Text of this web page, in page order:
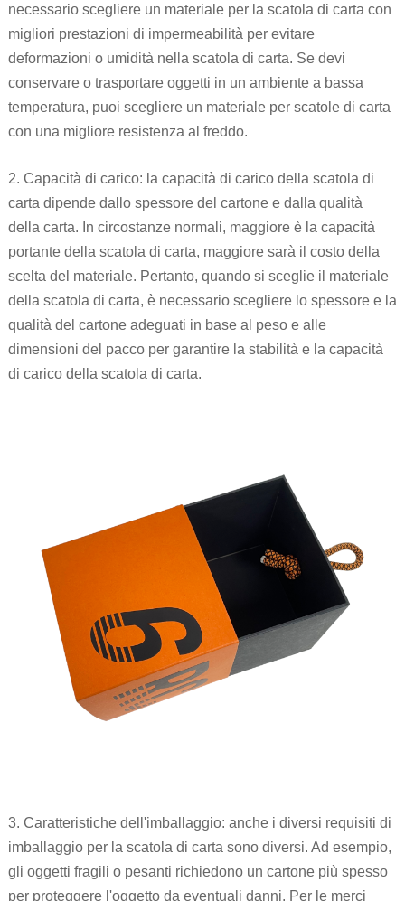
necessario scegliere un materiale per la scatola di carta con
migliori prestazioni di impermeabilità per evitare
deformazioni o umidità nella scatola di carta. Se devi
conservare o trasportare oggetti in un ambiente a bassa
temperatura, puoi scegliere un materiale per scatole di carta
con una migliore resistenza al freddo.
2. Capacità di carico: la capacità di carico della scatola di
carta dipende dallo spessore del cartone e dalla qualità
della carta. In circostanze normali, maggiore è la capacità
portante della scatola di carta, maggiore sarà il costo della
scelta del materiale. Pertanto, quando si sceglie il materiale
della scatola di carta, è necessario scegliere lo spessore e la
qualità del cartone adeguati in base al peso e alle
dimensioni del pacco per garantire la stabilità e la capacità
di carico della scatola di carta.
3. Caratteristiche dell'imballaggio: anche i diversi requisiti di
imballaggio per la scatola di carta sono diversi. Ad esempio,
gli oggetti fragili o pesanti richiedono un cartone più spesso
per proteggere l'oggetto da eventuali danni. Per le merci